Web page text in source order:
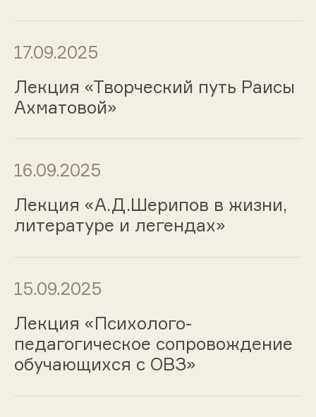
17.09.2025
Лекция «Творческий путь Раисы
Ахматовой»
16.09.2025
Лекция «А.Д.Шерипов в жизни,
литературе и легендах»
15.09.2025
Лекция «Психолого-
педагогическое сопровождение
обучающихся с ОВЗ»